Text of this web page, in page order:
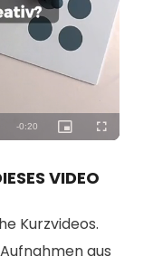
VIDEO
Kurzvideos.
aus